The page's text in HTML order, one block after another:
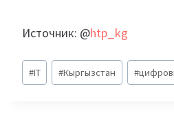
Источник: @htp_kg
Метки
записи:
#IT #Кыргызстан #